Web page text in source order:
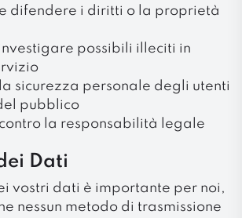
difendere i diritti o la proprietà
possibili illeciti in
sicurezza personale degli utenti
pubblico
la responsabilità legale
Dati
vostri dati è importante per noi,
nessun metodo di trasmissione